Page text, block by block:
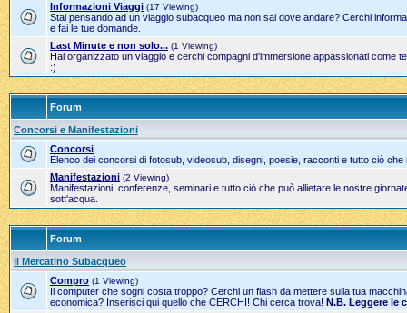
Informazioni Viaggi (17 Viewing)
Stai pensando ad un viaggio subacqueo ma non sai dove andare? Cerchi
e fai le tue domande.
Last Minute e non solo... (1 Viewing)
Hai organizzato un viaggio e cerchi compagni d'immersione appassionati come
:)
Forum
Concorsi e Manifestazioni
Concorsi
Elenco dei concorsi di fotosub, videosub, disegni, poesie, racconti e tutto ciò che
Manifestazioni (2 Viewing)
Manifestazioni, conferenze, seminari e tutto ciò che può allietare le nostre
sott'acqua.
Forum
Il Mercatino Subacqueo
Compro (1 Viewing)
Il computer che sogni costa troppo? Cerchi un flash da mettere sulla tua
economica? Inserisci qui quello che CERCHI! Chi cerca trova! N.B. Leggere le